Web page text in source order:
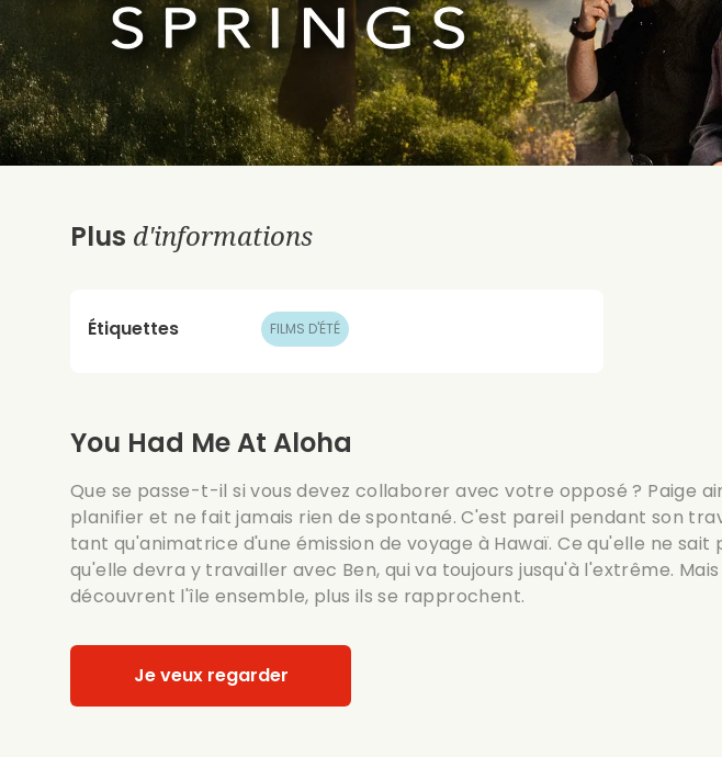
Plus d'informations
Étiquettes FILMS D'ÉTÉ
You Had Me At Aloha
Que se passe-t-il si vous devez collaborer avec votre opposé ? Paige
planifier et ne fait jamais rien de spontané. C'est pareil pendant son
tant qu'animatrice d'une émission de voyage à Hawaï. Ce qu'elle ne sait
qu'elle devra y travailler avec Ben, qui va toujours jusqu'à l'extrême. Mais
découvrent l'île ensemble, plus ils se rapprochent.
Je veux regarder